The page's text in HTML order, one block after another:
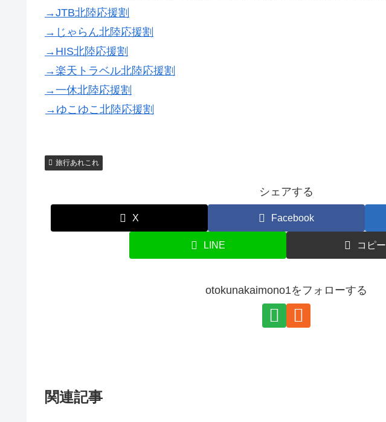
→JTB北陸応援割
→じゃらん北陸応援割
→HIS北陸応援割
→楽天トラベル北陸応援割
→一休北陸応援割
→ゆこゆこ北陸応援割
旅行あれこれ
シェアする
X Facebook
LINE コピー
otokunakaimono1をフォローする
関連記事